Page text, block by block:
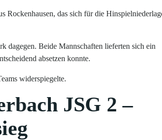
Rockenhausen, das sich für die
dagegen. Beide Mannschaften lieferten sich ein
absetzen konnte.
widerspiegelte.
JSG 2 –